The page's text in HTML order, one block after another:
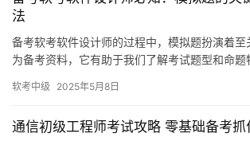
法
备考软考软件设计师的过程中，模拟题扮演着
为备考资料，它有助于我们了解考试题型和命
软考中级 2025年5月8日
通信初级工程师考试攻略 零基础备考抓